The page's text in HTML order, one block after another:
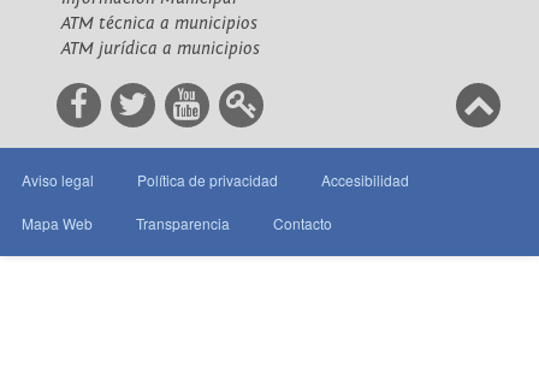
ATM técnica a municipios
ATM jurídica a municipios
Aviso legal Política de privacidad Accesibilidad
Mapa Web Transparencia Contacto